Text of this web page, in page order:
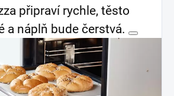
připraví rychle, těsto
a náplň bude čerstvá.